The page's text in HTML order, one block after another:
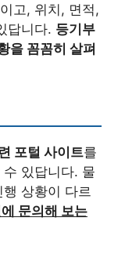
고, 위치, 면적,
답니다. 등기부
을 꼼꼼히 살펴
포털 사이트를
있답니다. 물
상황이 다르
문의해 보는